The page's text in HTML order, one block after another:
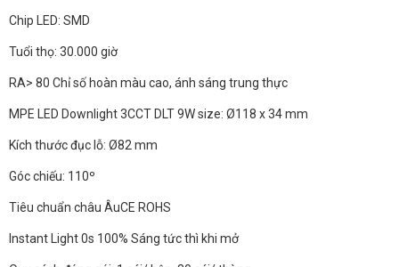
Chip LED: SMD
Tuổi thọ: 30.000 giờ
RA> 80 Chỉ số hoàn màu cao, ánh sáng trung thực
MPE LED Downlight 3CCT DLT 9W size: Ø118 x 34 mm
Kích thước đục lỗ: Ø82 mm
Góc chiếu: 110º
Tiêu chuẩn châu ÂuCE ROHS
Instant Light 0s 100% Sáng tức thì khi mở